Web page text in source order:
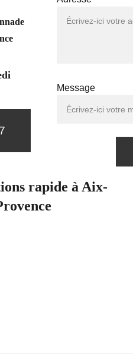
Message
rapide à Aix-